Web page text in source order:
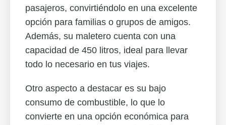
pasajeros, convirtiéndolo en una excelente
opción para familias o grupos de amigos.
Además, su maletero cuenta con una
capacidad de 450 litros, ideal para llevar
todo lo necesario en tus viajes.
Otro aspecto a destacar es su bajo
consumo de combustible, lo que lo
convierte en una opción económica para